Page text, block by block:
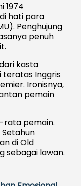
1974
hati para
Penghujung
penuh
kasta
teratas Inggris
Ironisnya,
pemain
rata pemain.
di Old
sebagai lawan.